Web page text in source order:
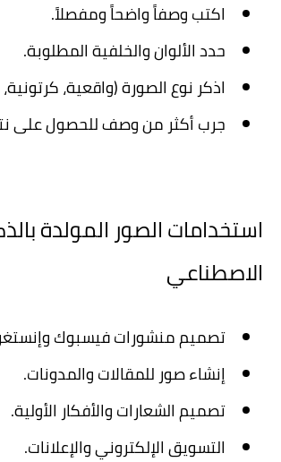
اكتب وصفاً واضحاً ومفصلاً.
حدد الألوان والخلفية المطلوبة.
اذكر نوع الصورة (واقعية، كرتونية،
جرب أكثر من وصف للحصول على
استخدامات الصور المولدة
الاصطناعي
تصميم منشورات فيسبوك
إنشاء صور للمقالات والمدونات.
تصميم الشعارات والأفكار الأولية.
التسويق الإلكتروني والإعلانات.